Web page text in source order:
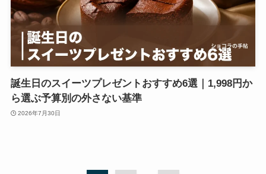
誕生日のスイーツプレゼントおすすめ6選｜1,998円か
ら選ぶ予算別の外さない基準
2026年7月30日